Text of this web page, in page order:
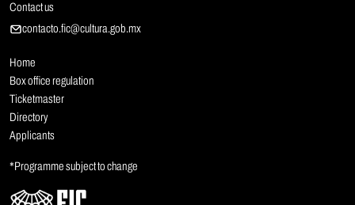
Contact us
contacto.fic@cultura.gob.mx
Home
Box office regulation
Ticketmaster
Directory
Applicants
*Programme subject to change